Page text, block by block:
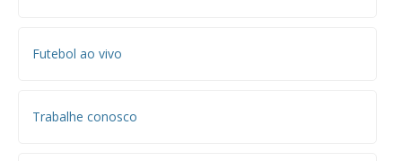
Futebol ao vivo
Trabalhe conosco